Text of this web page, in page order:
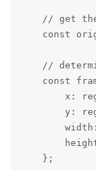
// get
const
//
const
x:
y:
    };